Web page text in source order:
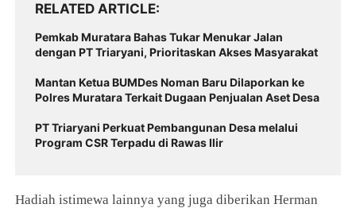
RELATED ARTICLE
Pemkab Muratara Bahas Tukar Menukar Jalan
dengan PT Triaryani, Prioritaskan Akses Masyarakat
Mantan Ketua BUMDes Noman Baru Dilaporkan ke
Polres Muratara Terkait Dugaan Penjualan Aset Desa
PT Triaryani Perkuat Pembangunan Desa melalui
Program CSR Terpadu di Rawas Ilir
Hadiah istimewa lainnya yang juga diberikan Herman